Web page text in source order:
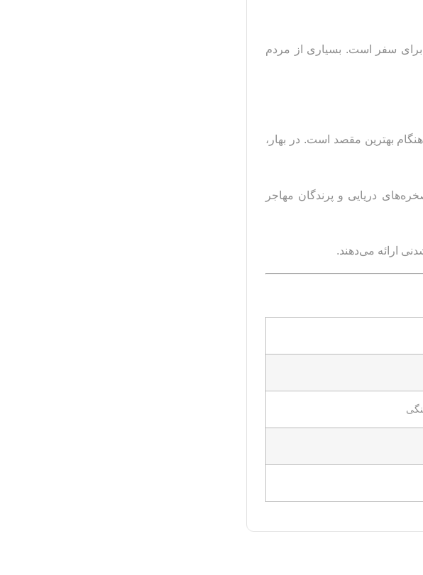
سفر است. بسیاری از مردم
بهترین مقصد است. در بهار،
دریایی و پرندگان مهاجر
ارائه می‌دهند.